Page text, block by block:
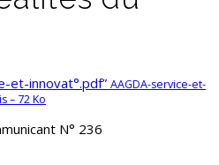
et-innovat°.pdf” AAGDA-service-et-
– 72 Ko
N° 236